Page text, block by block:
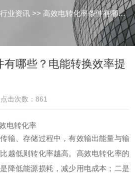
行业资讯 >> 高效电转化率条件有哪些？电能转换效率提升关键因素全解
有哪些？电能转换效率提
击次数：861
电转化率
输、存储过程中，有效输出能量与输
越低则转化率越高。高效电转化率的
降低能源损耗，减少用电成本；二是